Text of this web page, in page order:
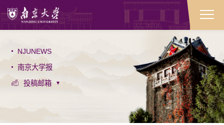
NJUNEWS
南京大学报
投稿邮箱